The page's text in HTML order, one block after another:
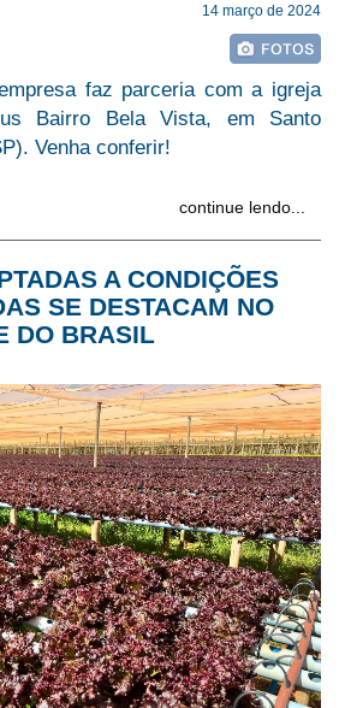
14 março de 2024
faz parceria com a igreja
Bairro Bela Vista, em Santo
Venha conferir!
continue lendo...
A CONDIÇÕES
SE DESTACAM NO
DO BRASIL